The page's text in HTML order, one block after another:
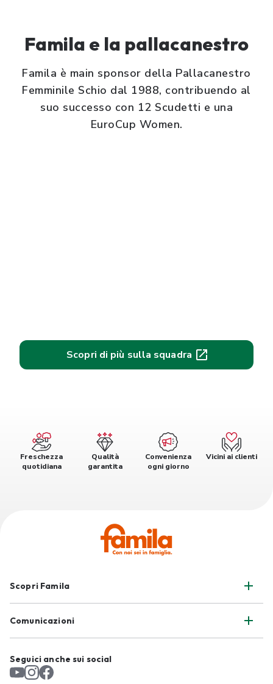
Famila e la pallacanestro
Famila è main sponsor della Pallacanestro
Femminile Schio dal 1988, contribuendo al
suo successo con 12 Scudetti e una
EuroCup Women.
Scopri di più sulla squadra
Freschezza
quotidiana
Qualità
garantita
Convenienza
ogni giorno
Vicini ai clienti
Scopri Famila
Comunicazioni
Seguici anche sui social